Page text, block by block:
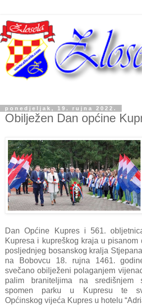
ponedjeljak, 19. rujna 2022.
Obilježen Dan općine
Dan Općine Kupres i 561.
Kupresa i kupreškog kraja u pisanom
posljednjeg bosanskog kralja
na Bobovcu 18. rujna 1461.
svečano obilježeni polaganjem
palim braniteljima na središnjem
spomen parku u Kupresu te
Općinskog vijeća Kupres u hotelu